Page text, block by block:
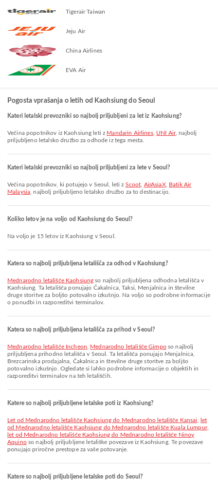
Tigerair Taiwan
Jeju Air
China Airlines
EVA Air
Pogosta vprašanja o letih od Kaohsiung do Seoul
Kateri letalski prevozniki so najbolj priljubljeni za let iz Kaohsiung?
Večina popotnikov iz Kaohsiung leti z Mandarin Airlines, UNI Air, najbolj
priljubljeno letalsko družbo za odhode iz tega mesta.
Kateri letalski prevozniki so najbolj priljubljeni za lete v Seoul?
Večina popotnikov, ki potujejo v Seoul, leti z Scoot AirAsiaX, Batik Air
Malaysia , najbolj priljubljeno letalsko družbo za to destinacijo.
Koliko letov je na voljo od Kaohsiung do Seoul?
Na voljo je 15 letov iz Kaohsiung v Seoul.
Katera so najbolj priljubljena letališča za odhod v Kaohsiung?
Mednarodno letališče Kaohsiung so najbolj priljubljena odhodna letališča v
Kaohsiung. Ta letališča ponujajo Čakalnica, Taksi, Menjalnica in številne
druge storitve za boljšo potovalno izkušnjo. Na voljo so podrobne informacije
o ponudbi in razporeditvi terminalov.
Katera so najbolj priljubljena letališča za prihod v Seoul?
Mednarodno letališče Incheon Mednarodno letališče Gimposo najbolj
priljubljena prihodno letališča v Seoul. Ta letališča ponujajo Menjalnica,
Brezcarinska prodajalna, Čakalnica in številne druge storitve za boljšo
potovalno izkušnjo. Ogledate si lahko podrobne informacije o objektih in
razporeditvi terminalov na teh letališčih.
Katere so najbolj priljubljene letalske poti iz Kaohsiung?
let od Mednarodno letališče Kaohsiung do Mednarodno letališče Kansai
let
od Mednarodno letališče Kaohsiung do Mednarodno letališče Kuala Lumpur,
let od Mednarodno letališče Kaohsiung do Mednarodno letališče Ninoy
Aquinoso najbolj priljubljene letališke povezave iz Kaohsiung. Te povezave
ponujajo priročne prestope za vaše potovanje.
Katere so najbolj priljubljene letalske poti do Seoul?